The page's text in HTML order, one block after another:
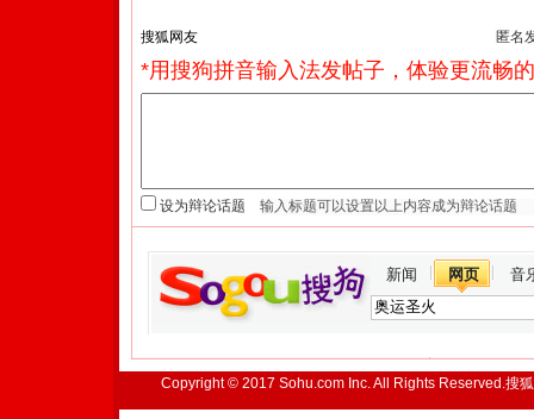
匿名
*用搜狗拼音输入法发帖子，体验更流畅
设为辩论话题
新闻 网页 音
Copyright © 2017 Sohu.com Inc. All Rights Reserved.搜